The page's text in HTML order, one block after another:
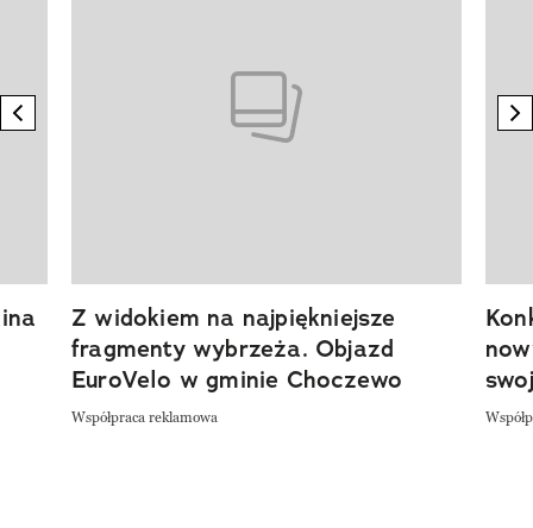
previous element
Z widokiem na najpiękniejsze
fragmenty wybrzeża. Objazd
EuroVelo w gminie Choczewo
Współpraca reklamowa